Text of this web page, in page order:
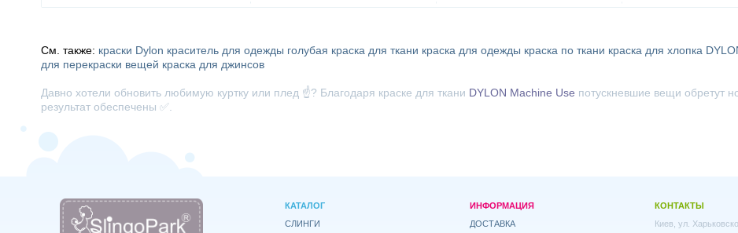
См. также: краски Dylon краситель для одежды голубая краска для ткани краска для одежды краска по ткани краска для хлопка
для перекраски вещей краска для джинсов
Давно хотели обновить любимую куртку или плед ☝️? Благодаря краске для ткани DYLON Machine Use потускневшие вещи обретут
результат обеспечены ✅.
КАТАЛОГ
СЛИНГИ
ИНФОРМАЦИЯ
ДОСТАВКА
КОНТАКТЫ
Киев, ул.